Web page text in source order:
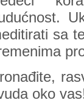
sa
oko